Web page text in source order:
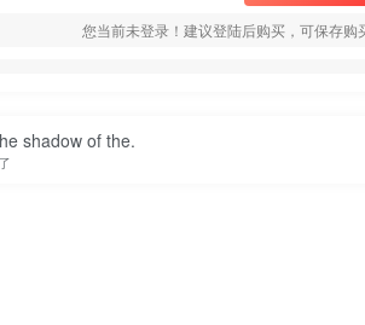
您当前未登录！建议登陆后购买，可保存购
shadow of the.